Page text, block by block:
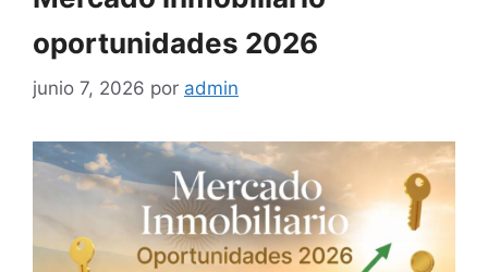
oportunidades 2026
junio 7, 2026 por admin